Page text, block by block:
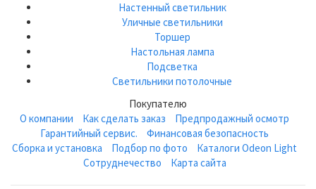
Настенный светильник
Уличные светильники
Торшер
Настольная лампа
Подсветка
Светильники потолочные
Покупателю
О компании
Как сделать заказ
Предпродажный осмотр
Гарантийный сервис.
Финансовая безопасность
Сборка и установка
Подбор по фото
Каталоги Odeon Light
Сотруднечество
Карта сайта